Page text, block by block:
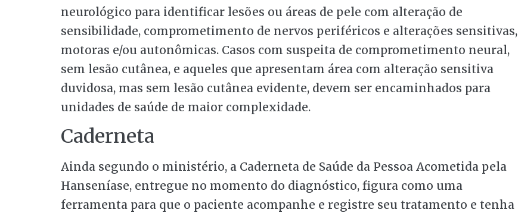
neurológico para identificar lesões ou áreas de pele com alteração de
sensibilidade, comprometimento de nervos periféricos e alterações sensitivas,
motoras e/ou autonômicas. Casos com suspeita de comprometimento neural,
sem lesão cutânea, e aqueles que apresentam área com alteração sensitiva
duvidosa, mas sem lesão cutânea evidente, devem ser encaminhados para
unidades de saúde de maior complexidade.
Caderneta
Ainda segundo o ministério, a Caderneta de Saúde da Pessoa Acometida pela
Hanseníase, entregue no momento do diagnóstico, figura como uma
ferramenta para que o paciente acompanhe e registre seu tratamento e tenha